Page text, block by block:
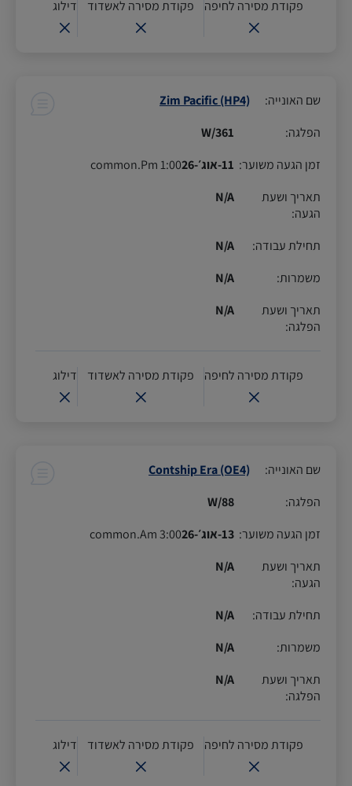
פקודת מסירה לחיפה פקודת מסירה לאשדוד דילוג
שם האונייה:
Zim Pacific (HP4)
הפלגה:
361/W
זמן הגעה משוער: 11-אוג׳-26
1:00 common.Pm
תאריך ושעת
הגעה:
N/A
תחילת עבודה:
N/A
משמרות:
N/A
תאריך ושעת
הפלגה:
N/A
פקודת מסירה לחיפה פקודת מסירה לאשדוד דילוג
שם האונייה:
Contship Era (OE4)
הפלגה:
88/W
זמן הגעה משוער: 13-אוג׳-26
3:00 common.Am
תאריך ושעת
הגעה:
N/A
תחילת עבודה:
N/A
משמרות:
N/A
תאריך ושעת
הפלגה:
N/A
פקודת מסירה לחיפה פקודת מסירה לאשדוד דילוג